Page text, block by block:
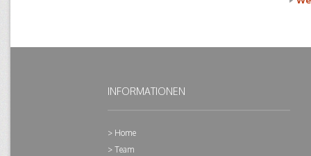
INFORMATIONEN
Home
Team